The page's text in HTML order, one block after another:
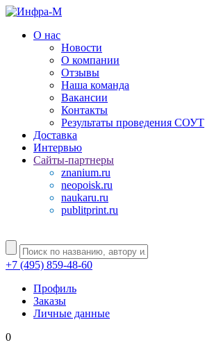
О нас
Новости
О компании
Отзывы
Наша команда
Вакансии
Контакты
Результаты проведения СОУТ
Доставка
Интервью
Сайты-партнеры
znanium.ru
neopoisk.ru
naukaru.ru
publitprint.ru
+7 (495) 859-48-60
Профиль
Заказы
Личные данные
0